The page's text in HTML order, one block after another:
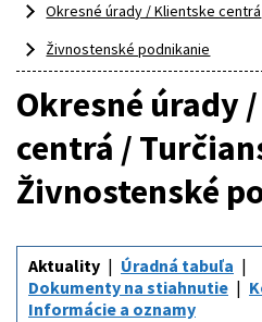
Okresné úrady / Klientske centrá
Živnostenské podnikanie
Okresné úrady
centrá /
Živnostenské
Aktuality
Úradná tabuľa
Dokumenty na stiahnutie
Informácie a oznamy